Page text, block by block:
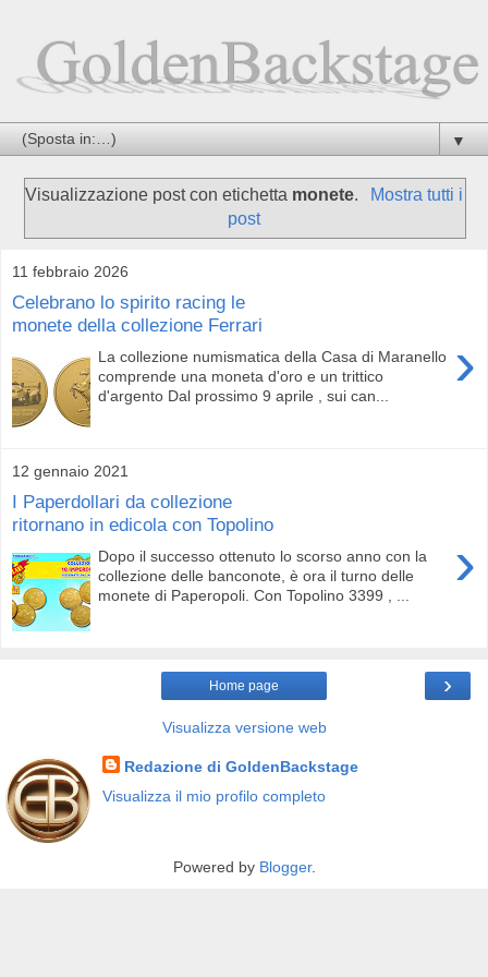
▼
Visualizzazione post con etichetta monete.
Mostra tutti i
post
11 febbraio 2026
Celebrano lo spirito racing le
monete della collezione Ferrari
›
La collezione numismatica della Casa di Maranello
comprende una moneta d'oro e un trittico
d'argento Dal prossimo 9 aprile , sui can...
12 gennaio 2021
I Paperdollari da collezione
ritornano in edicola con Topolino
›
Dopo il successo ottenuto lo scorso anno con la
collezione delle banconote, è ora il turno delle
monete di Paperopoli. Con Topolino 3399 , ...
›
Home page
Visualizza versione web
Redazione di GoldenBackstage
Visualizza il mio profilo completo
Powered by Blogger.